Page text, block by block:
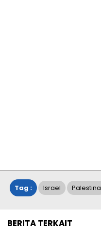
Tag : Israel Palestina
BERITA TERKAIT